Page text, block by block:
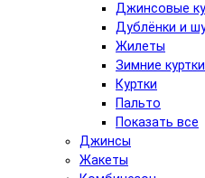
Джинсовые
Дублёнки и
Жилеты
Зимние
Куртки
Пальто
Показать все
Джинсы
Жакеты